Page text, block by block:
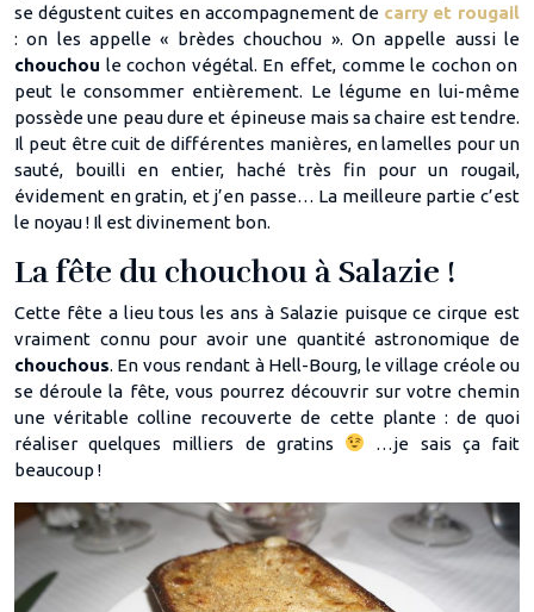
se dégustent cuites en accompagnement de carry et rougail
: on les appelle « brèdes chouchou ». On appelle aussi le
chouchou le cochon végétal. En effet, comme le cochon on
peut le consommer entièrement. Le légume en lui-même
possède une peau dure et épineuse mais sa chaire est tendre.
Il peut être cuit de différentes manières, en lamelles pour un
sauté, bouilli en entier, haché très fin pour un rougail,
évidement en gratin, et j’en passe… La meilleure partie c’est
le noyau ! Il est divinement bon.
La fête du chouchou à Salazie !
Cette fête a lieu tous les ans à Salazie puisque ce cirque est
vraiment connu pour avoir une quantité astronomique de
chouchous. En vous rendant à Hell-Bourg, le village créole ou
se déroule la fête, vous pourrez découvrir sur votre chemin
une véritable colline recouverte de cette plante : de quoi
réaliser quelques milliers de gratins
…je sais ça fait
beaucoup !